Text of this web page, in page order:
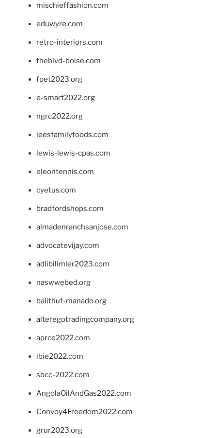
mischieffashion.com
eduwyre.com
retro-interiors.com
theblvd-boise.com
fpet2023.org
e-smart2022.org
ngrc2022.org
leesfamilyfoods.com
lewis-lewis-cpas.com
eleontennis.com
cyetus.com
bradfordshops.com
almadenranchsanjose.com
advocatevijay.com
adlibilimler2023.com
naswwebed.org
balithut-manado.org
alteregotradingcompany.org
aprce2022.com
ibie2022.com
sbcc-2022.com
AngolaOilAndGas2022.com
Convoy4Freedom2022.com
grur2023.org